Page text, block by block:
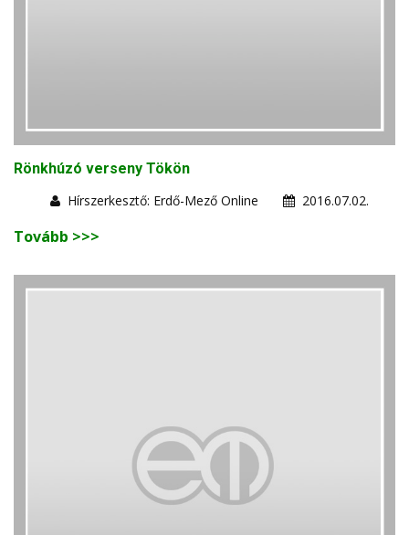
Rönkhúzó verseny Tökön
Hírszerkesztő: Erdő-Mező Online
2016.07.02.
Tovább >>>